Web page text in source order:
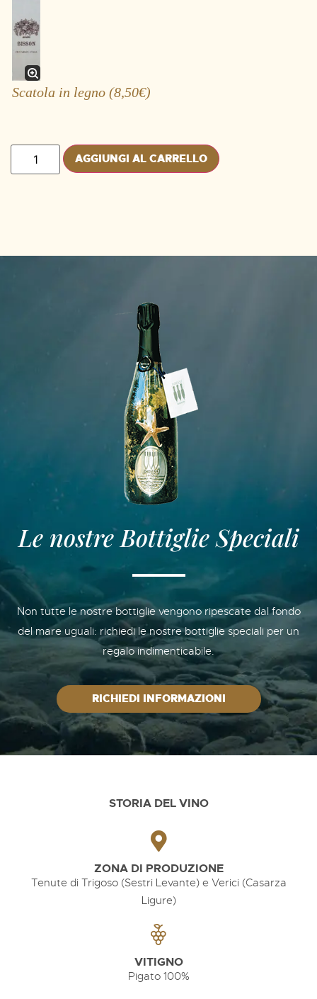
Scatola in legno (8,50€)
AGGIUNGI AL CARRELLO
Le nostre Bottiglie Speciali
Non tutte le nostre bottiglie vengono ripescate dal fondo
del mare uguali: richiedi le nostre bottiglie speciali per un
regalo indimenticabile.
RICHIEDI INFORMAZIONI
STORIA DEL VINO
ZONA DI PRODUZIONE
Tenute di Trigoso (Sestri Levante) e Verici (Casarza
Ligure)
VITIGNO
Pigato 100%